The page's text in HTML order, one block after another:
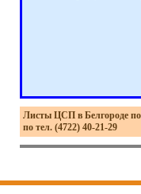
Листы ЦСП в Белгороде по
по тел. (4722) 40-21-29